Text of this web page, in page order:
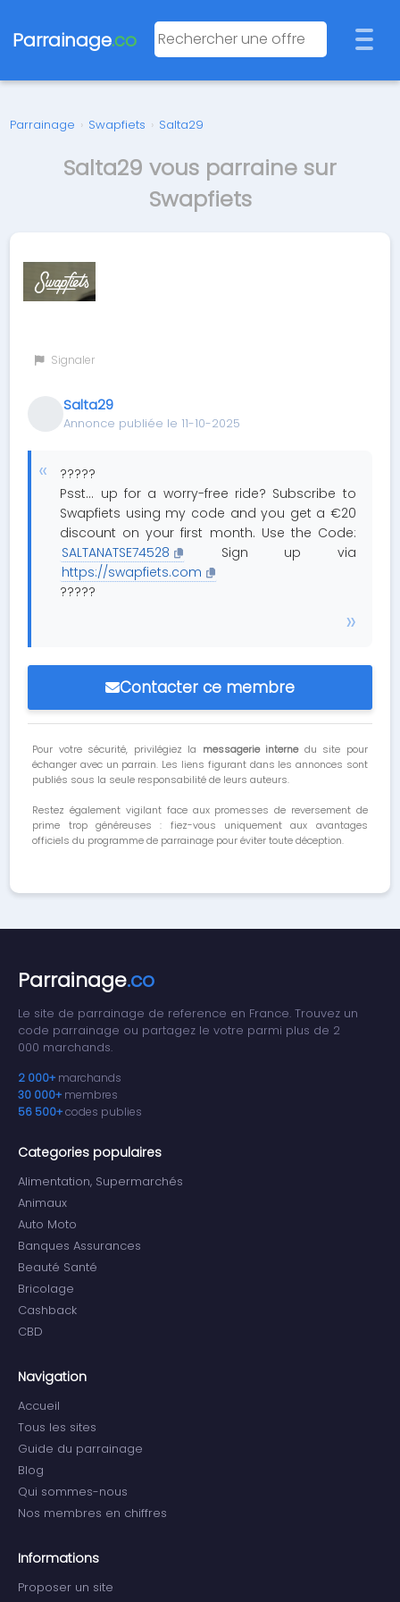
Parrainage.co
Parrainage › Swapfiets › Salta29
Salta29 vous parraine sur
Swapfiets
Signaler
Salta29
Annonce publiée le 11-10-2025
?????
Psst... up for a worry-free ride? Subscribe to
Swapfiets using my code and you get a €20
discount on your first month. Use the Code:
SALTANATSE74528
Sign up via
https://swapfiets.com
?????
Contacter ce membre
Pour votre sécurité, privilégiez la messagerie internedu site pour
échanger avec un parrain. Les liens figurant dans les annonces sont
publiés sous la seule responsabilité de leurs auteurs.
Restez également vigilant face aux promesses de reversement de
prime trop généreuses : fiez-vous uniquement aux avantages
officiels du programme de parrainage pour éviter toute déception.
Parrainage.co
Le site de parrainage de reference en France. Trouvez un
code parrainage ou partagez le votre parmi plus de 2
000 marchands.
2 000+ marchands
30 000+ membres
56 500+codes publies
Categories populaires
Alimentation, Supermarchés
Animaux
Auto Moto
Banques Assurances
Beauté Santé
Bricolage
Cashback
CBD
Navigation
Accueil
Tous les sites
Guide du parrainage
Blog
Qui sommes-nous
Nos membres en chiffres
Informations
Proposer un site